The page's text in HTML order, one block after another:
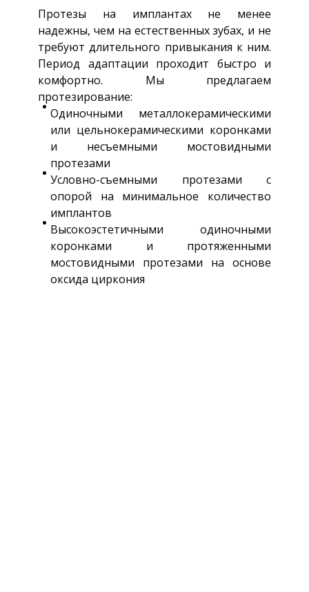
Протезы на имплантах не менее
надежны, чем на естественных зубах, и не
требуют длительного привыкания к ним.
Период адаптации проходит быстро и
комфортно. Мы предлагаем
протезирование:
Одиночными металлокерамическими
или цельнокерамическими коронками
и несъемными мостовидными
протезами
Условно-съемными протезами с
опорой на минимальное количество
имплантов
Высокоэстетичными одиночными
коронками и протяженными
мостовидными протезами на основе
оксида циркония